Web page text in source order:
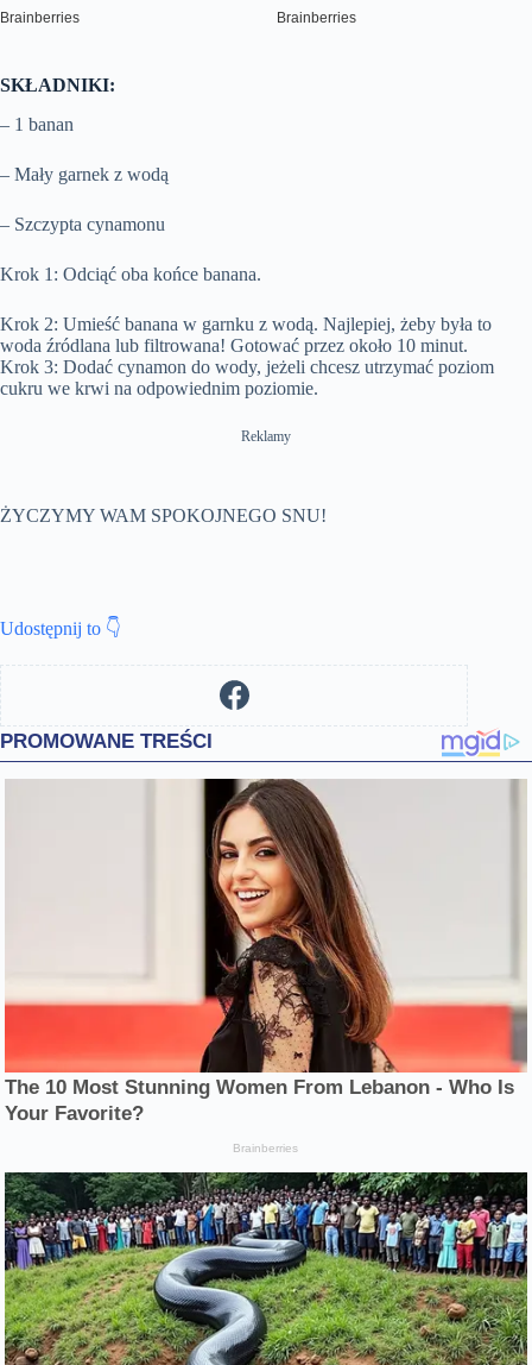
SKŁADNIKI:
– 1 banan
– Mały garnek z wodą
– Szczypta cynamonu
Krok 1: Odciąć oba końce banana.
Krok 2: Umieść banana w garnku z wodą. Najlepiej, żeby była to
woda źródlana lub filtrowana! Gotować przez około 10 minut.
Krok 3: Dodać cynamon do wody, jeżeli chcesz utrzymać poziom
cukru we krwi na odpowiednim poziomie.
Reklamy
ŻYCZYMY WAM SPOKOJNEGO SNU!
Udostępnij to 👇